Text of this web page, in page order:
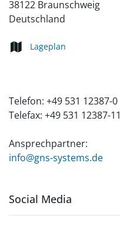
38122 Braunschweig
Deutschland
Lageplan
Telefon: +49 531 12387-0
Telefax: +49 531 12387-11
Ansprechpartner:
info@gns-systems.de
Social Media